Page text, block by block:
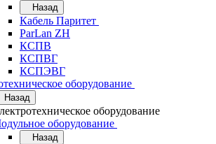
Назад
Кабель Паритет
ParLan ZH
КСПВ
КСПВГ
КСПЭВГ
оборудование
Назад
оборудование
оборудование
Назад